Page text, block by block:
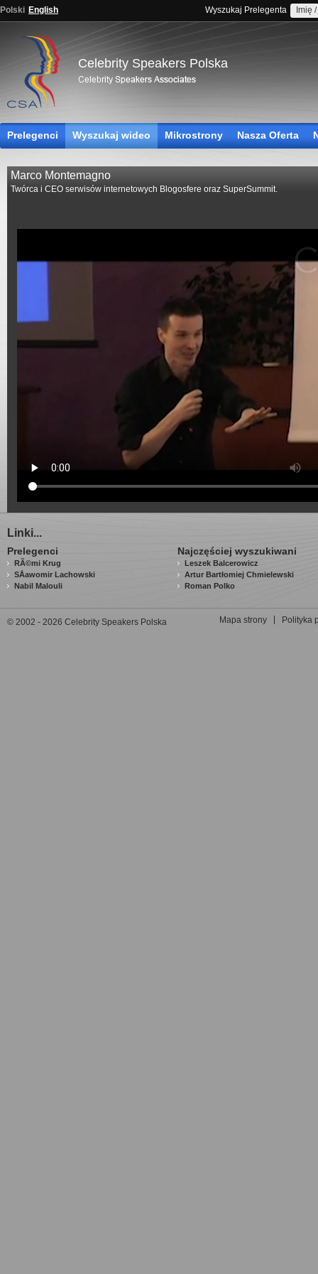
Polski English Wyszukaj Prelegenta
Celebrity Speakers Polska
Prelegenci Wyszukaj wideo Mikrostrony Nasza Oferta
Marco Montemagno
Twórca i CEO serwisów internetowych Blogosfere oraz SuperSummit.
Linki...
Prelegenci
RÃ©mi Krug
SÅawomir Lachowski
Nabil Malouli
Najczęściej wyszukiwani
Leszek Balcerowicz
Artur Bartłomiej Chmielewski
Roman Polko
© 2002 - 2026 Celebrity Speakers Polska Mapa strony Polityka